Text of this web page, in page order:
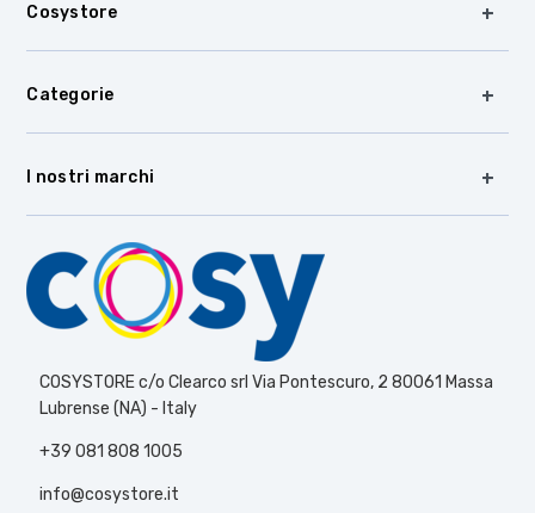
Cosystore
Categorie
I nostri marchi
COSYSTORE c/o Clearco srl Via Pontescuro, 2 80061 Massa
Lubrense (NA) - Italy
+39 081 808 1005
info@cosystore.it